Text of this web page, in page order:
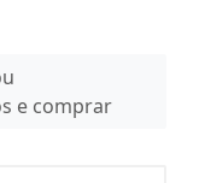
e comprar